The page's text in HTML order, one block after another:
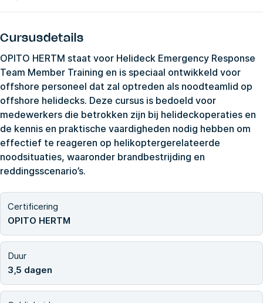
Cursusdetails
OPITO HERTM staat voor Helideck Emergency Response
Team Member Training en is speciaal ontwikkeld voor
offshore personeel dat zal optreden als noodteamlid op
offshore helidecks. Deze cursus is bedoeld voor
medewerkers die betrokken zijn bij helideckoperaties en
de kennis en praktische vaardigheden nodig hebben om
effectief te reageren op helikoptergerelateerde
noodsituaties, waaronder brandbestrijding en
reddingsscenario’s.
Certificering
OPITO HERTM
Duur
3,5 dagen